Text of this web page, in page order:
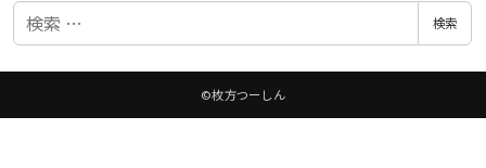
検
検索
©枚方つーしん